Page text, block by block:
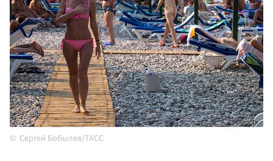
Сергей Бобылев/ТАСС